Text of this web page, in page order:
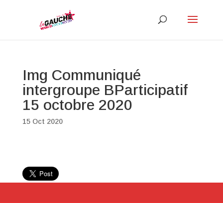
Img Communiqué
intergroupe BParticipatif
15 octobre 2020
15 Oct 2020